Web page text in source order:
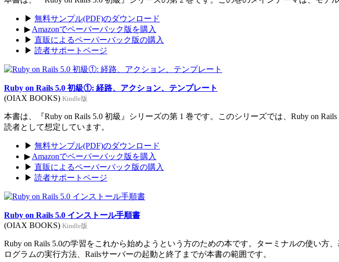
▶ 無料サンプル(PDF)のダウンロード
▶ Amazonでペーパーバック版を購入
▶ 直販によるペーパーバック版の購入
▶ 読者サポートページ
Ruby on Rails 5.0 初級①: 経路、アクション、テンプレート
(OIAX BOOKS) Kindle版
本書は、『Ruby on Rails 5.0 初級』シリーズの第 1 巻です。このシリーズでは、Ruby on
読者として想定しています。
▶ 無料サンプル(PDF)のダウンロード
▶ Amazonでペーパーバック版を購入
▶ 直販によるペーパーバック版の購入
▶ 読者サポートページ
Ruby on Rails 5.0 インストール手順書
(OIAX BOOKS) Kindle版
Ruby on Rails 5.0の学習をこれから始めようという方のための本です。ターミナルの使い方
ログラムの実行方法、Railsサーバーの起動と終了までが本書の範囲です。